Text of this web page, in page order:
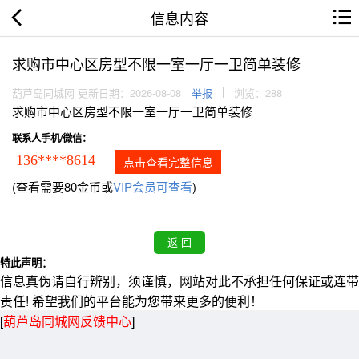
信息内容
求购市中心区房型不限一室一厅一卫简单装修
葫芦岛同城网 更新日期：2026-08-08 举报 浏览：288
求购市中心区房型不限一室一厅一卫简单装修
联系人手机/微信：
136****8614 点击查看完整信息
(查看需要80金币或VIP会员可查看)
特此声明：
信息真伪请自行辨别，须谨慎，网站对此不承担任何保证或连带
责任! 希望我们的平台能为您带来更多的便利！
[葫芦岛同城网反馈中心]